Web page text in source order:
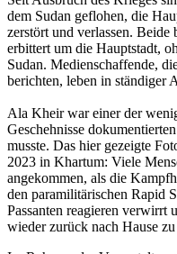
dem Sudan geflohen, die
zerstört und verlassen.
erbittert um die Hauptstadt,
Sudan. Medienschaffende,
berichten, leben in ständiger
Ala Kheir war einer der
Geschehnisse
musste. Das hier gezeigte
2023 in Khartum: Viele
angekommen, als die
den paramilitärischen Rapid
Passanten reagieren verwirrt
wieder zurück nach Hause